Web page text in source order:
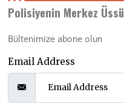
Polisiyenin Merkez Üssü
Bültenimize abone olun
Email Address